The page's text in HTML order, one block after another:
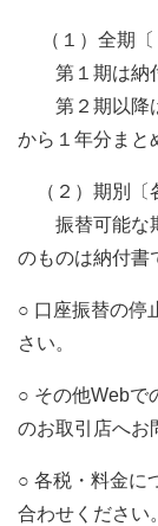
（１）全期〔
第１期は納付
第２期以降は
から１年分まと
（２）期別〔
振替可能な期
のものは納付書
○ 口座振替の停
さい。
○ その他Webで
のお取引店へお
○ 各税・料金に
合わせください。